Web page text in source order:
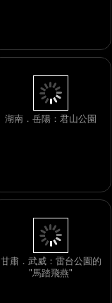
甘肅．武威：雷台公園的